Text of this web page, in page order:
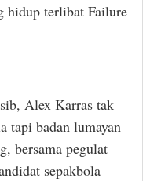
hidup terlibat Failure
Alex Karras tak
tapi badan lumayan
bersama pegulat
sepakbola